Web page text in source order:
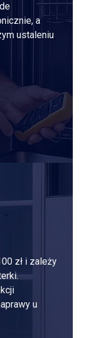
a
ustaleniu
zł i zależy
u